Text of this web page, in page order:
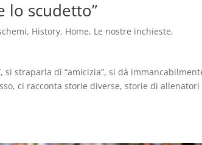
lo scudetto”
, History, Home, Le nostre inchieste,
straparla di “amicizia”, si dà
ci racconta storie diverse, storie di allenatori